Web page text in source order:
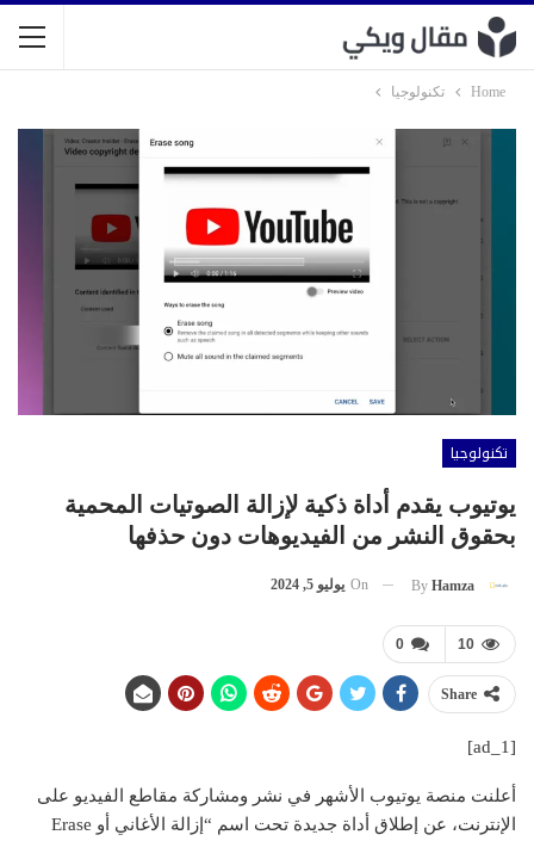
Home تكنولوجيا
تكنولوجيا
يوتيوب يقدم أداة ذكية لإزالة الصوتيات المحمية
بحقوق النشر من الفيديوهات دون حذفها
By Hamza
On يوليو 5, 2024
0 10
Share
[ad_1]
أعلنت منصة يوتيوب الأشهر في نشر ومشاركة مقاطع الفيديو على
الإنترنت، عن إطلاق أداة جديدة تحت اسم “إزالة الأغاني أو Erase